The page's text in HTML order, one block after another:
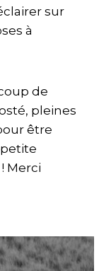
sur
à
de
pleines
être
Merci